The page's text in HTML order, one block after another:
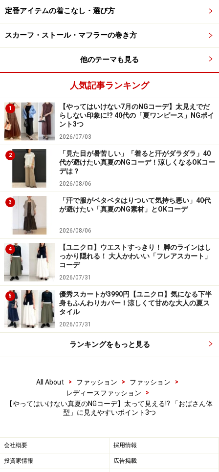
やすくなってしまいます。
脇まわりのデザインはアイテムによってそれぞれ異なる
ため、前から見たときはOKでも、後ろ姿が思ったより悪
目立ちしていた、というケースもあります。注意したい
ポイントです。
■OKコーデにするには
【OKコーデ】上半身をコンパクトに見せるショート丈の羽
織があると便利 出典：WEAR
最近はブラウスやワンピースなどで、脇のハミ肉が目立
たないように工夫された大人向けのノースリーブデザイ
ンも多く販売されています。
脇まわりの生地に少しゆとりを持たせて立体的に仕上
げ、肩から脇はカバーしつつ二の腕だけが見えるように
計算されているものや、アームホールにマチをつけて必
要以上に素肌が出ないようにつくられているものは、特
におすすめです。
もしくは写真
のように、ショート丈や七分袖のカーディ
ガンやシャツ、ジレなどを羽織れば、全身が重くならず
に自然に脇まわりをカバーすることができます。
てしまうコーデ
夏は薄着になるため、「体型を隠したい」と思って、つ
いゆったりしたサイズの服を選びがちです。
しかし、大きめのトップスを裾を出して着て、さらにワ
イドパンツやロングスカートなど横に広がるボトムスを
定番アイテムの着こなし・選び方
スカーフ・ストール・マフラーの巻き方
他のテーマも見る
人気記事ランキング
1
【やってはいけない7月のNGコーデ】太見えでだ
らしない印象に!? 40代の「夏ワンピース」NGポイ
ント3つ
2026/07/03
2
「見た目が暑苦しい」「着ると汗がダラダラ」40
代が避けたい真夏のNGコーデ！涼しくなるOKコー
デは？
2026/08/06
3
「汗で服がベタベタはりついて気持ち悪い」40代
が避けたい「真夏のNG素材」とOKコーデ
2026/08/06
4
【ユニクロ】ウエストすっきり！ 脚のラインはし
っかり隠れる！ 大人かわいい「フレアスカート」
コーデ
2026/07/31
5
優秀スカートが3990円【ユニクロ】気になる下半
身もふんわりカバー！涼しくて甘めな大人の夏ス
タイル
2026/07/31
ランキングをもっと見る
All About > ファッション > ファッション
>
レディースファッション
>
【やってはいけない真夏のNGコーデ】太って見える!? 「おばさん体
型」に見えやすいポイント3つ
会社概要 採用情報
投資家情報 広告掲載